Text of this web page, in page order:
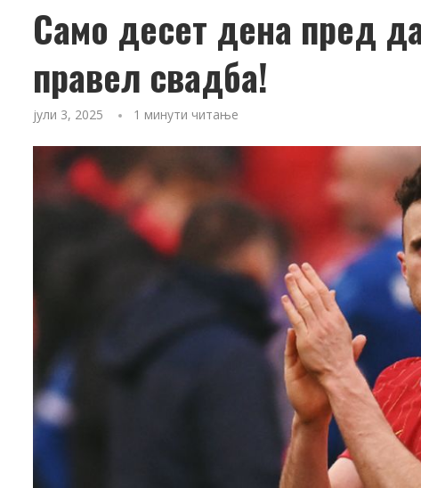
Само десет дена пред
правел свадба!
јули 3, 2025 1 минути читање